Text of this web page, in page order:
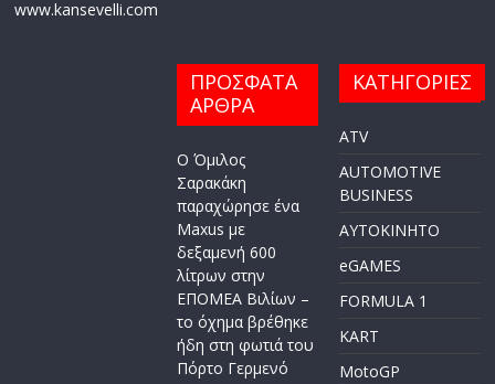
www.kansevelli.com
ΠΡΟΣΦΑΤΑ
ΑΡΘΡΑ
Ο Όμιλος
Σαρακάκη
παραχώρησε ένα
Maxus με
δεξαμενή 600
λίτρων στην
ΕΠΟΜΕΑ Βιλίων –
το όχημα βρέθηκε
ήδη στη φωτιά του
Πόρτο Γερμενό
ΚΑΤΗΓΟΡΙΕΣ
ATV
AUTOMOTIVE
BUSINESS
AYTOKINHTO
eGAMES
FORMULA 1
KART
MotoGP